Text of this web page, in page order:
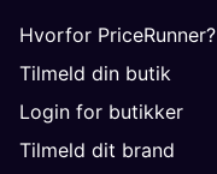
Hvorfor PriceRunner?
Tilmeld din butik
Login for butikker
Tilmeld dit brand